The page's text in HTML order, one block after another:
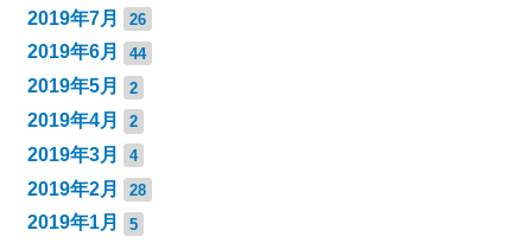
2019年7月 26
2019年6月 44
2019年5月 2
2019年4月 2
2019年3月 4
2019年2月 28
2019年1月 5